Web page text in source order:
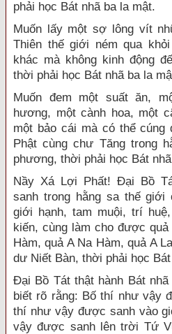
phải học Bát nhã ba la mật.
Muốn lấy một sợ lông vít
Thiên thế giới ném qua
khác mà không kinh động
thời phải học Bát nhã ba la
Muốn đem một suất ăn,
hương, một cành hoa, một
một bảo cái mà có thể
Phật cùng chư Tăng trong
phương, thời phải học Bát
Nầy Xá Lợi Phất! Đại Bồ
sanh trong hằng sa thế
giới hạnh, tam muội, trí
kiến, cùng làm cho được
Hàm, quả A Na Hàm, quả A
dư Niết Bàn, thời phải học
Đại Bồ Tát thật hành Bát
biết rõ rằng: Bố thí như vậy
thí như vậy được sanh vào
vậy được sanh lên trời Tứ